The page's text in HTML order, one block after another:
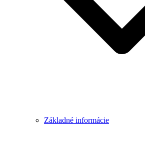
Základné informácie